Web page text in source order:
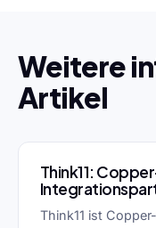
Weitere
Artikel
Think11:
Think11 ist